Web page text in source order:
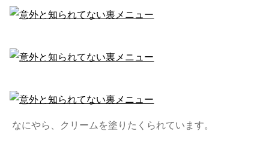
なにやら、クリームを塗りたくられています。